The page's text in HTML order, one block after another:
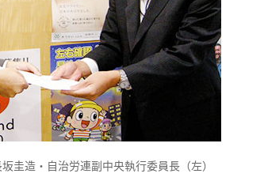
圭造・自治労連副中央執行委員長（左）